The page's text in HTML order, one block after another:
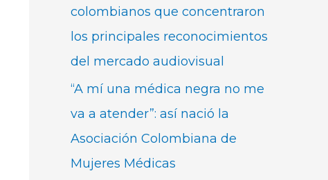
colombianos que concentraron
los principales reconocimientos
del mercado audiovisual
“A mí una médica negra no me
va a atender”: así nació la
Asociación Colombiana de
Mujeres Médicas